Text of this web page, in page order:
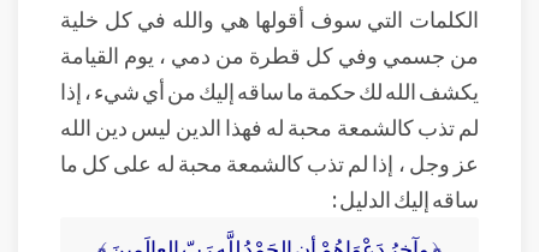
الكلمات التي سوف أقولها هي والله في كل خلية
من جسمي وفي كل قطرة من دمي ، يوم القيامة
يكشف الله لك حكمة ما ساقه إليك من أي شيء ، إذا
لم تذب كالشمعة محبة له فهذا الدين ليس دين الله
عز وجل ، إذا لم تذب كالشمعة محبة له على كل ما
ساقه إليك الدليل :